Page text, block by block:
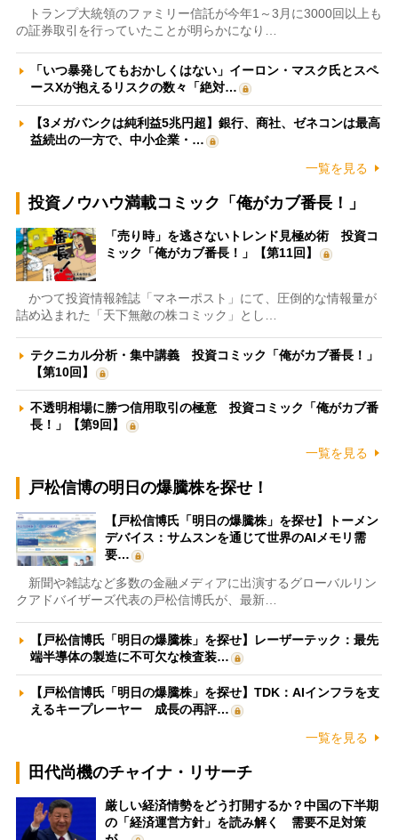
トランプ大統領のファミリー信託が今年1～3月に3000回以上も
の証券取引を行っていたことが明らかになり…
「いつ暴発してもおかしくはない」イーロン・マスク氏とスペ
ースXが抱えるリスクの数々「絶対…
【3メガバンクは純利益5兆円超】銀行、商社、ゼネコンは最高
益続出の一方で、中小企業・…
一覧を見る
投資ノウハウ満載コミック「俺がカブ番長！」
「売り時」を逃さないトレンド見極め術 投資コ
ミック「俺がカブ番長！」【第11回】
かつて投資情報雑誌「マネーポスト」にて、圧倒的な情報量が
詰め込まれた「天下無敵の株コミック」とし…
テクニカル分析・集中講義 投資コミック「俺がカブ番長！」
【第10回】
不透明相場に勝つ信用取引の極意 投資コミック「俺がカブ番
長！」【第9回】
一覧を見る
戸松信博の明日の爆騰株を探せ！
【戸松信博氏「明日の爆騰株」を探せ】トーメン
デバイス：サムスンを通じて世界のAIメモリ需
要…
新聞や雑誌など多数の金融メディアに出演するグローバルリン
クアドバイザーズ代表の戸松信博氏が、最新…
【戸松信博氏「明日の爆騰株」を探せ】レーザーテック：最先
端半導体の製造に不可欠な検査装…
【戸松信博氏「明日の爆騰株」を探せ】TDK：AIインフラを支
えるキープレーヤー 成長の再評…
一覧を見る
田代尚機のチャイナ・リサーチ
厳しい経済情勢をどう打開するか？中国の下半期
の「経済運営方針」を読み解く 需要不足対策